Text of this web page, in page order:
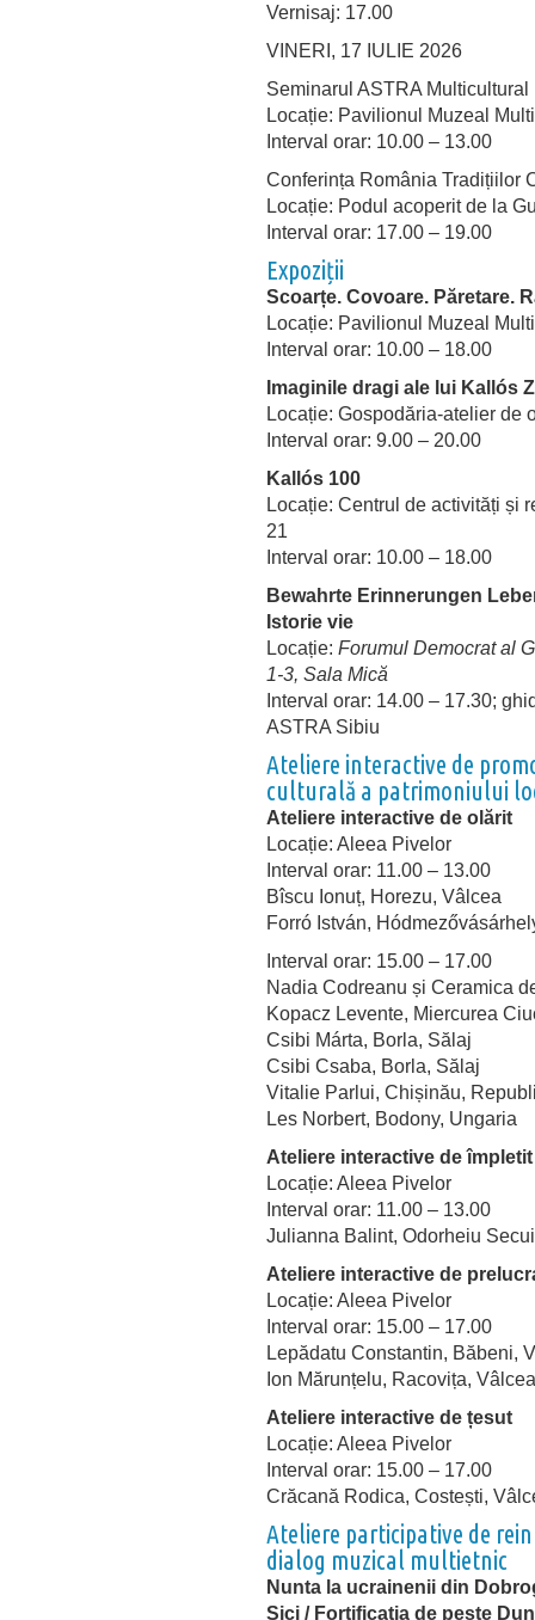
Vernisaj: 17.00
VINERI, 17 IULIE 2026
Seminarul ASTRA Multicultural
Locație: Pavilionul Muzeal
Interval orar: 10.00 – 13.00
Conferința România Tradițiilor
Locație: Podul acoperit de la
Interval orar: 17.00 – 19.00
Expoziții
Scoarțe. Covoare. Păretare.
Locație: Pavilionul Muzeal
Interval orar: 10.00 – 18.00
Imaginile dragi ale lui Kallós
Locație: Gospodăria-atelier de
Interval orar: 9.00 – 20.00
Kallós 100
Locație: Centrul de activități și
21
Interval orar: 10.00 – 18.00
Bewahrte Erinnerungen
Istorie vie
Locație: Forumul Democrat al
1-3, Sala Mică
Interval orar: 14.00 – 17.30;
ASTRA Sibiu
Ateliere interactive de
culturală a patrimoniului
Ateliere interactive de olărit
Locație: Aleea Pivelor
Interval orar: 11.00 – 13.00
Bîscu Ionuț, Horezu, Vâlcea
Forró István,
Interval orar: 15.00 – 17.00
Nadia Codreanu și Ceramica
Kopacz Levente, Miercurea
Csibi Márta, Borla, Sălaj
Csibi Csaba, Borla, Sălaj
Vitalie Parlui, Chișinău,
Les Norbert, Bodony, Ungaria
Ateliere interactive de
Locație: Aleea Pivelor
Interval orar: 11.00 – 13.00
Julianna Balint, Odorheiu
Ateliere interactive de
Locație: Aleea Pivelor
Interval orar: 15.00 – 17.00
Lepădatu Constantin, Băbeni,
Ion Mărunțelu, Racovița, Vâlcea
Ateliere interactive de țesut
Locație: Aleea Pivelor
Interval orar: 15.00 – 17.00
Crăcană Rodica, Costești,
Ateliere participative de
dialog muzical multietnic
Nunta la ucrainenii din
Sici / Fortificația de peste